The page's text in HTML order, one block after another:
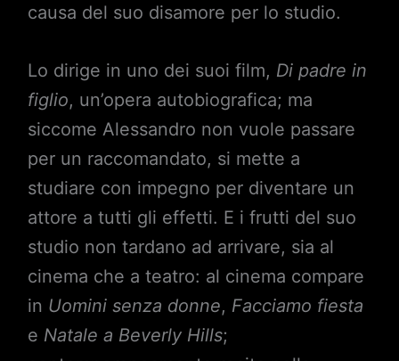
causa del suo disamore per lo studio.
Lo dirige in uno dei suoi film, Di padre in
figlio, un’opera autobiografica; ma
siccome Alessandro non vuole passare
per un raccomandato, si mette a
studiare con impegno per diventare un
attore a tutti gli effetti. E i frutti del suo
studio non tardano ad arrivare, sia al
cinema che a teatro: al cinema compare
in Uomini senza donne, Facciamo fiesta
e Natale a Beverly Hills;